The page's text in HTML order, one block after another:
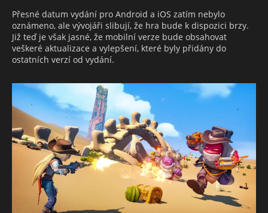
Přesné datum vydání pro Android a iOS zatím nebylo
oznámeno, ale vývojáři slibují, že hra bude k dispozici brzy.
Již teď je však jasné, že mobilní verze bude obsahovat
veškeré aktualizace a vylepšení, které byly přidány do
ostatních verzí od vydání.